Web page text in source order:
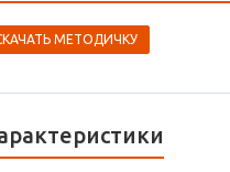
МЕТОДИЧКУ